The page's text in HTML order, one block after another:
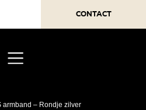
Contact
armband – Rondje zilver